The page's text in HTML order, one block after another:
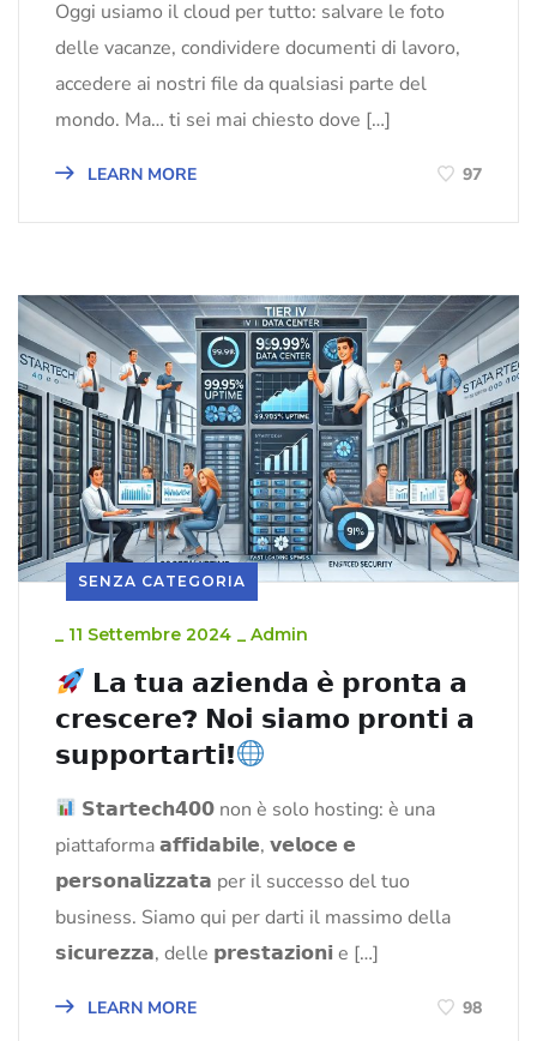
Oggi usiamo il cloud per tutto: salvare le foto
delle vacanze, condividere documenti di lavoro,
accedere ai nostri file da qualsiasi parte del
mondo. Ma… ti sei mai chiesto dove […]
LEARN MORE 97
SENZA CATEGORIA
_ 11 Settembre 2024 _ Admin
𝗟𝗮 𝘁𝘂𝗮 𝗮𝘇𝗶𝗲𝗻𝗱𝗮 𝗲̀ 𝗽𝗿𝗼𝗻𝘁𝗮 𝗮
𝗰𝗿𝗲𝘀𝗰𝗲𝗿𝗲? 𝗡𝗼𝗶 𝘀𝗶𝗮𝗺𝗼 𝗽𝗿𝗼𝗻𝘁𝗶 𝗮
𝘀𝘂𝗽𝗽𝗼𝗿𝘁𝗮𝗿𝘁𝗶!
𝗦𝘁𝗮𝗿𝘁𝗲𝗰𝗵𝟰𝟬𝟬 non è solo hosting: è una
piattaforma 𝗮𝗳𝗳𝗶𝗱𝗮𝗯𝗶𝗹𝗲, 𝘃𝗲𝗹𝗼𝗰𝗲 𝗲
𝗽𝗲𝗿𝘀𝗼𝗻𝗮𝗹𝗶𝘇𝘇𝗮𝘁𝗮 per il successo del tuo
business. Siamo qui per darti il massimo della
𝘀𝗶𝗰𝘂𝗿𝗲𝘇𝘇𝗮, delle 𝗽𝗿𝗲𝘀𝘁𝗮𝘇𝗶𝗼𝗻𝗶 e […]
LEARN MORE 98